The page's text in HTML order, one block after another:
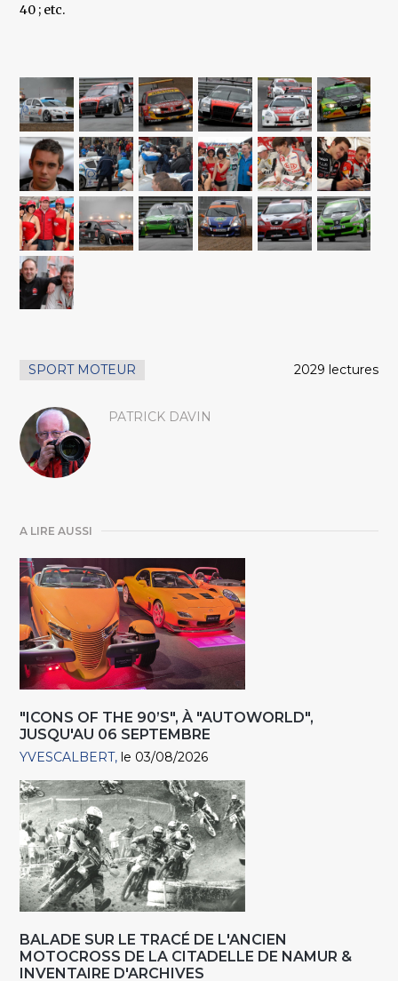
40 ; etc.
SPORT MOTEUR 2029 lectures
PATRICK DAVIN
A LIRE AUSSI
"ICONS OF THE 90’S", À "AUTOWORLD",
JUSQU'AU 06 SEPTEMBRE
YVESCALBERT le 03/08/2026
BALADE SUR LE TRACÉ DE L'ANCIEN
MOTOCROSS DE LA CITADELLE DE NAMUR &
INVENTAIRE D'ARCHIVES